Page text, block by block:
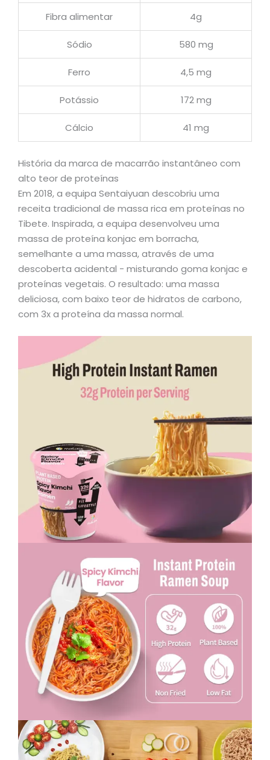
Fibra alimentar 4g
Sódio 580 mg
Ferro 4,5 mg
Potássio 172 mg
Cálcio 41 mg
História da marca de macarrão instantâneo com
alto teor de proteínas
Em 2018, a equipa Sentaiyuan descobriu uma
receita tradicional de massa rica em proteínas no
Tibete. Inspirada, a equipa desenvolveu uma
massa de proteína konjac em borracha,
semelhante a uma massa, através de uma
descoberta acidental - misturando goma konjac e
proteínas vegetais. O resultado: uma massa
deliciosa, com baixo teor de hidratos de carbono,
com 3x a proteína da massa normal.